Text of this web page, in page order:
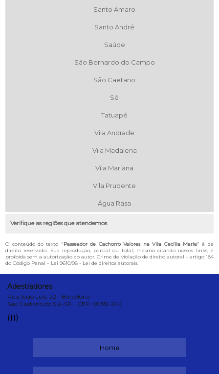
Santo Amaro
Santo André
Saúde
São Bernardo do Campo
São Caetano
Sé
Tatuapé
Vila Andrade
Vila Madalena
Vila Mariana
Vila Prudente
Água Rasa
Verifique as regiões que atendemos
O conteúdo do texto "Passeador de Cachorro Valores na Vila Cecília Maria" é de
direito reservado. Sua reprodução, parcial ou total, mesmo citando nossos links, é
proibida sem a autorização do autor. Crime de violação de direito autoral – artigo 184
do Código Penal – Lei 9610/98 - Lei de direitos autorais.
Adestradores
Rua João Luís, 22 - Barcelona
São Caetano do Sul-SP - CEP: 09551-240
(11)
Home